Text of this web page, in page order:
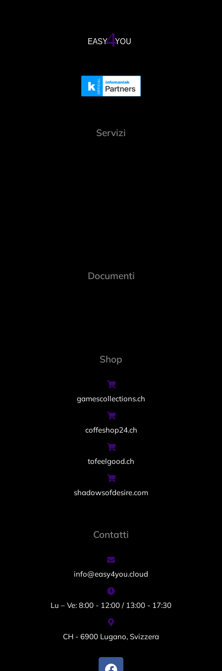
Servizi
Documenti
Shop
gamescollections.ch
coffeshop24.ch
tofeelgood.ch
shadowsofdesire.com
Contatti
info@easy4you.cloud
Lu – Ve: 8:00 - 12:00 / 13:00 - 17:30
CH - 6900 Lugano, Svizzera